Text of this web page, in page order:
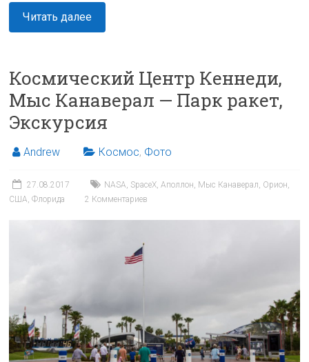
Читать далее
Космический Центр Кеннеди,
Мыс Канаверал — Парк ракет,
Экскурсия
Andrew Космос, Фото
27.08.2017 NASA SpaceX ,Аполлон Мыс Канаверал Орион
США ,Флорида 2 Комментариев